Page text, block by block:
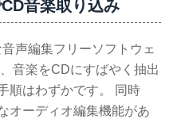
音楽取り込み
声編集フリーソフトウェ
音楽をCDにすばやく抽出
順はわずかです。 同時
オーディオ編集機能があ